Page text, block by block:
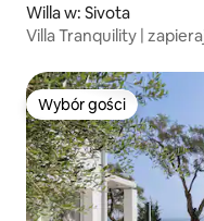
Willa w: Sivota
Villa Tranquility |
Wybór gości
Wybór gości